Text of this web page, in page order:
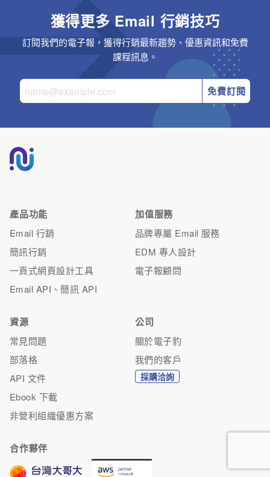
獲得更多 Email 行銷技巧
訂閱我們的電子報，獲得行銷最新趨勢、優惠資訊和免費
課程訊息。
免費訂閱
產品功能
Email 行銷
簡訊行銷
一頁式網頁設計工具
Email API、簡訊 API
加值服務
品牌專屬 Email 服務
EDM 專人設計
電子報顧問
資源
常見問題
部落格
API 文件
Ebook 下載
非營利組織優惠方案
公司
關於電子豹
我們的客戶
採購洽詢
合作夥伴